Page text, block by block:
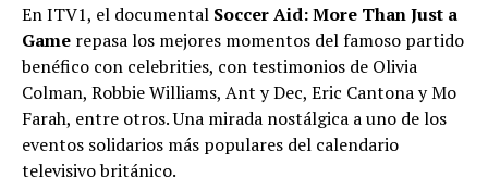
En ITV1, el documental Soccer Aid: More Than Just a
Game repasa los mejores momentos del famoso partido
benéfico con celebrities, con testimonios de Olivia
Colman, Robbie Williams, Ant y Dec, Eric Cantona y Mo
Farah, entre otros. Una mirada nostálgica a uno de los
eventos solidarios más populares del calendario
televisivo británico.